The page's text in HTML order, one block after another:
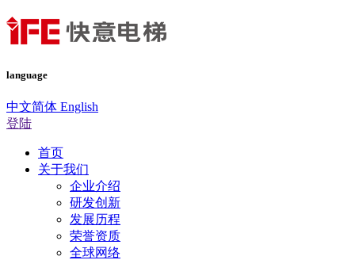
language
中文简体 English
登陆
首页
关于我们
企业介绍
研发创新
发展历程
荣誉资质
全球网络